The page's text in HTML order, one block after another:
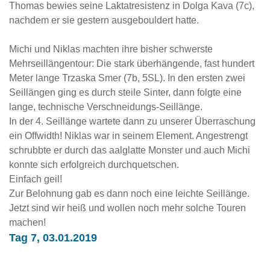
Thomas bewies seine Laktatresistenz in Dolga Kava (7c),
nachdem er sie gestern ausgebouldert hatte.
Michi und Niklas machten ihre bisher schwerste
Mehrseillängentour: Die stark überhängende, fast hundert
Meter lange Trzaska Smer (7b, 5SL). In den ersten zwei
Seillängen ging es durch steile Sinter, dann folgte eine
lange, technische Verschneidungs-Seillänge.
In der 4. Seillänge wartete dann zu unserer Überraschung
ein Offwidth! Niklas war in seinem Element. Angestrengt
schrubbte er durch das aalglatte Monster und auch Michi
konnte sich erfolgreich durchquetschen.
Einfach geil!
Zur Belohnung gab es dann noch eine leichte Seillänge.
Jetzt sind wir heiß und wollen noch mehr solche Touren
machen!
Tag 7, 03.01.2019